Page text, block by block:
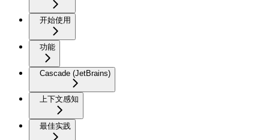
开始使用
功能
Cascade (JetBrains)
上下文感知
最佳实践